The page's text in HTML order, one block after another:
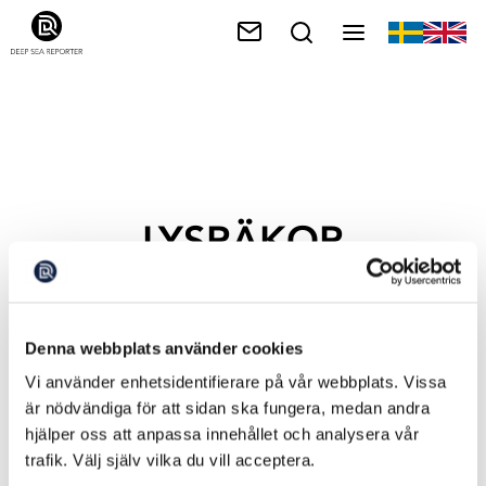
Denna webbplats använder cookies
Vi använder enhetsidentifierare på vår webbplats. Vissa
är nödvändiga för att sidan ska fungera, medan andra
hjälper oss att anpassa innehållet och analysera vår
trafik. Välj själv vilka du vill acceptera.
LYSRÄKOR